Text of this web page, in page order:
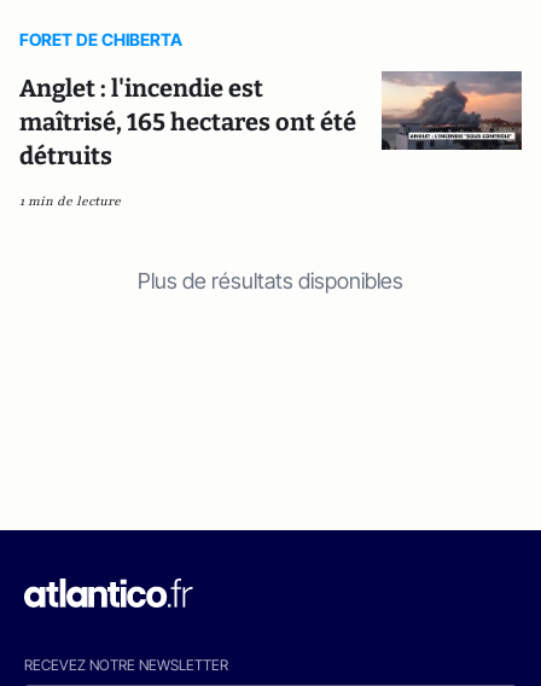
FORET DE CHIBERTA
Anglet : l'incendie est
maîtrisé, 165 hectares ont été
détruits
1 min de lecture
Plus de résultats disponibles
RECEVEZ NOTRE NEWSLETTER